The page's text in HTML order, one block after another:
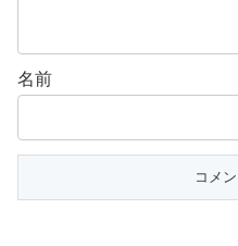
名前